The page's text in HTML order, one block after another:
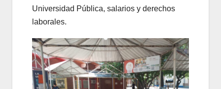
Universidad Pública, salarios y derechos
laborales.